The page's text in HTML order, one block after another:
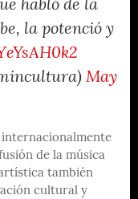
habló de la
la potenció y
May
de la música
también
cultural y